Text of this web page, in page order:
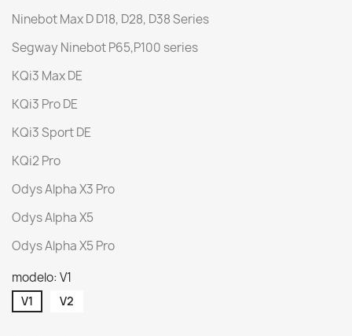
Ninebot Max D D18, D28, D38 Series
Segway Ninebot P65,P100 series
KQi3 Max DE
KQi3 Pro DE
KQi3 Sport DE
KQi2 Pro
Odys Alpha X3 Pro
Odys Alpha X5
Odys Alpha X5 Pro
modelo: V1
V1 V2